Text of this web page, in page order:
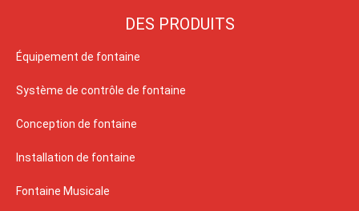
DES PRODUITS
Équipement de fontaine
Système de contrôle de fontaine
Conception de fontaine
Installation de fontaine
Fontaine Musicale